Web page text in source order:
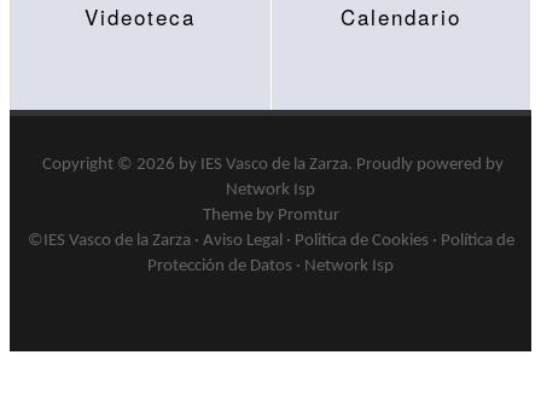
Videoteca Calendario
Copyright © 2026 by IES Vasco de la Zarza. Proudly powered by
Network Isp
Theme by Promtur
©IES Vasco de la Zarza · Aviso Legal· Politica de Cookies · Política de
Protección de Datos · Network Isp